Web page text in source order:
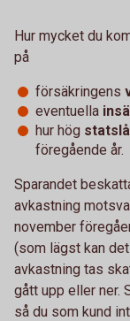
Hur mycket du
på
försäkringens
eventuella
hur hög
föregående år.
Sparandet
avkastning
november
(som lägst kan
avkastning tas
gått upp eller ner.
så du som kund